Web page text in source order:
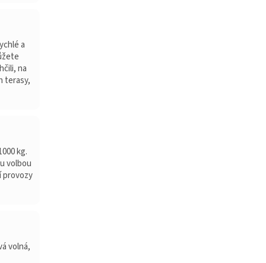
a
na
terasy,
kg.
volbou
provozy
volná,